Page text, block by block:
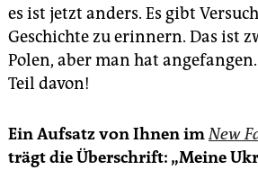
es ist jetzt anders. Es gibt
Geschichte zu erinnern. Das ist
Polen, aber man hat
Teil davon!
Ein Aufsatz von Ihnen imNew
trägt die Überschrift: „Meine